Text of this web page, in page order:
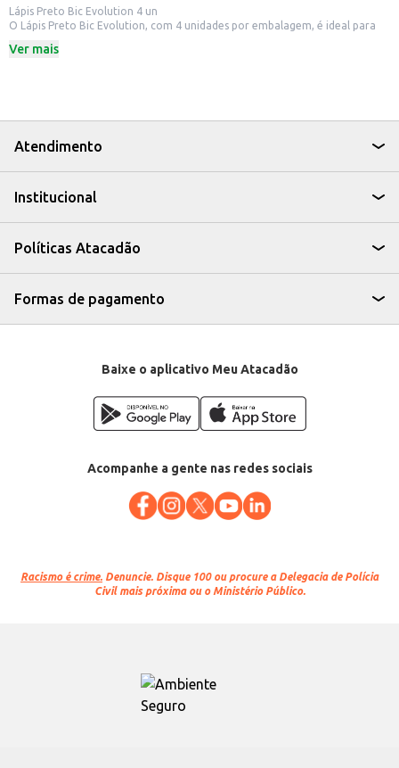
Lápis Preto Bic Evolution 4 un
O Lápis Preto Bic Evolution, com 4 unidades por embalagem, é ideal para
escritório. Sua composição oferece resistência e durabilidade, tornando-o
Adequado para uso em atividades escolares e trabalhos de escritório.
Com o Lápis Preto Bic Evolution, você tem a ferramenta certa para suas
tarefas diárias, combinando praticidade e eficiência em um único produto.
Ver mais
Atendimento
Institucional
Políticas Atacadão
Formas de pagamento
Baixe o aplicativo Meu Atacadão
Acompanhe a gente nas redes sociais
Racismo é crime. Denuncie. Disque 100 ou procure a Delegacia de Polícia
Civil mais próxima ou o Ministério Público.